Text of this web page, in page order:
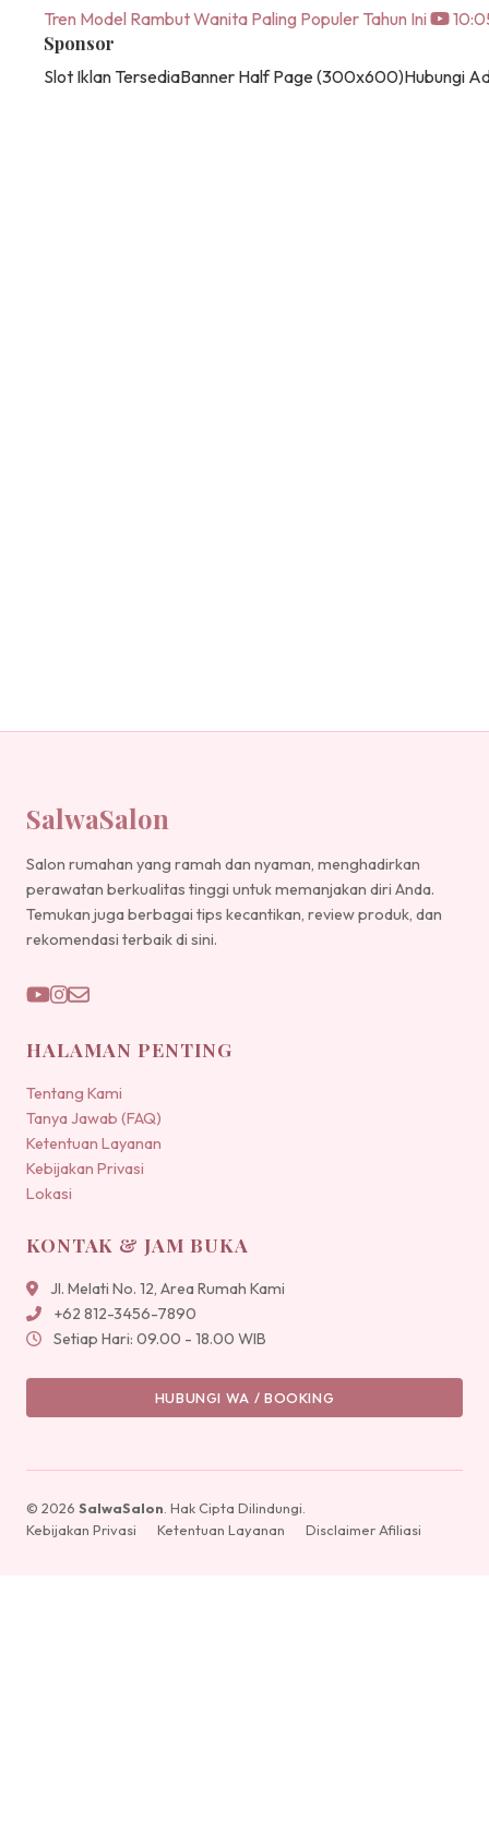
Tren Model Rambut Wanita Paling Populer Tahun Ini
Sponsor
Slot Iklan TersediaBanner Half Page (300x600)Hubungi
SalwaSalon
Salon rumahan yang ramah dan nyaman, menghadirkan
perawatan berkualitas tinggi untuk memanjakan diri Anda.
Temukan juga berbagai tips kecantikan, review produk, dan
rekomendasi terbaik di sini.
HALAMAN PENTING
Tentang Kami
Tanya Jawab (FAQ)
Ketentuan Layanan
Kebijakan Privasi
Lokasi
KONTAK & JAM BUKA
Jl. Melati No. 12, Area Rumah Kami
+62 812-3456-7890
Setiap Hari: 09.00 - 18.00 WIB
HUBUNGI WA / BOOKING
© 2026 SalwaSalon. Hak Cipta Dilindungi.
Kebijakan Privasi
Ketentuan Layanan Disclaimer Afiliasi